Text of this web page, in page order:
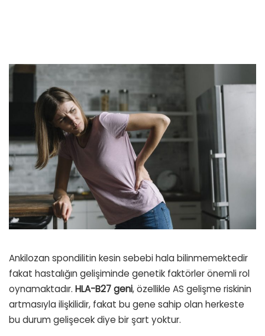
Ankilozan spondilitin kesin sebebi hala bilinmemektedir
fakat hastalığın gelişiminde genetik faktörler önemli rol
oynamaktadır. HLA-B27 geni, özellikle AS gelişme riskinin
artmasıyla ilişkilidir, fakat bu gene sahip olan herkeste
bu durum gelişecek diye bir şart yoktur.